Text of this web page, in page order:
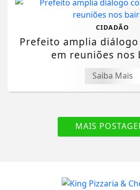
CIDADÃO
Prefeito amplia
em reuniões nos
Saiba Mais
MAIS